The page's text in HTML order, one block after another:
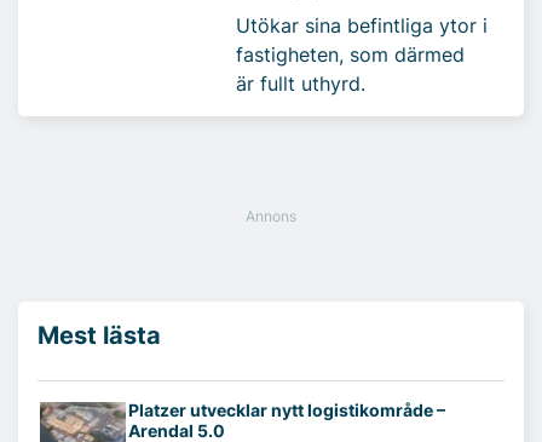
Utökar sina befintliga ytor i
fastigheten, som därmed
är fullt uthyrd.
Mest lästa
Platzer utvecklar nytt logistikområde –
Arendal 5.0